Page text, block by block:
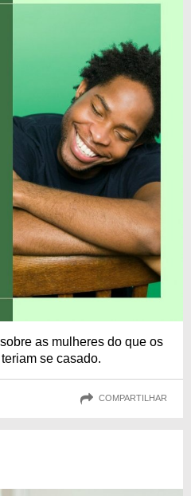
as mulheres do que os
se casado.
COMPARTILHAR